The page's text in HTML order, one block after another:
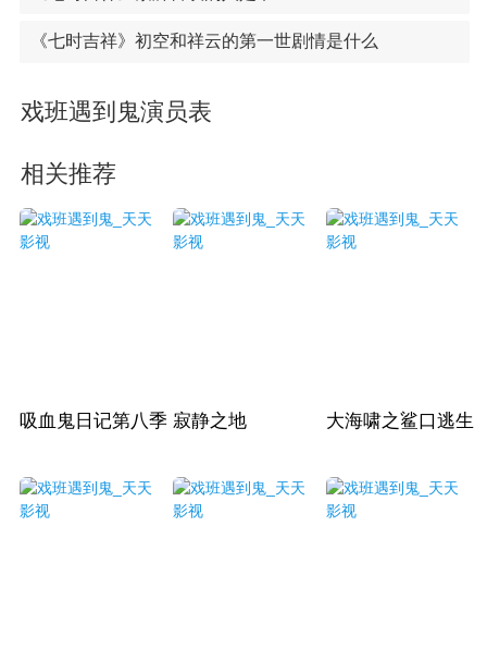
《七时吉祥》初空和祥云的第一世剧情是什么
戏班遇到鬼演员表
相关推荐
吸血鬼日记第八季 寂静之地 大海啸之鲨口逃生